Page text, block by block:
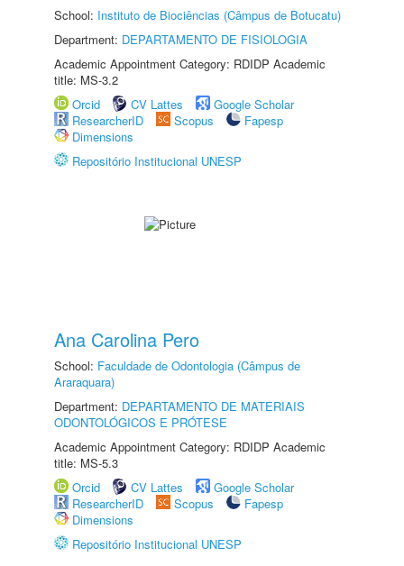
School: Instituto de Biociências (Câmpus de Botucatu)
Department: DEPARTAMENTO DE FISIOLOGIA
Academic Appointment Category: RDIDP Academic
title: MS-3.2
Orcid
CV Lattes
Google Scholar
ResearcherID
Scopus
Fapesp
Dimensions
Repositório Institucional UNESP
Ana Carolina Pero
School: Faculdade de Odontologia (Câmpus de
Araraquara)
Department: DEPARTAMENTO DE MATERIAIS
ODONTOLÓGICOS E PRÓTESE
Academic Appointment Category: RDIDP Academic
title: MS-5.3
Orcid
CV Lattes
Google Scholar
ResearcherID
Scopus
Fapesp
Dimensions
Repositório Institucional UNESP